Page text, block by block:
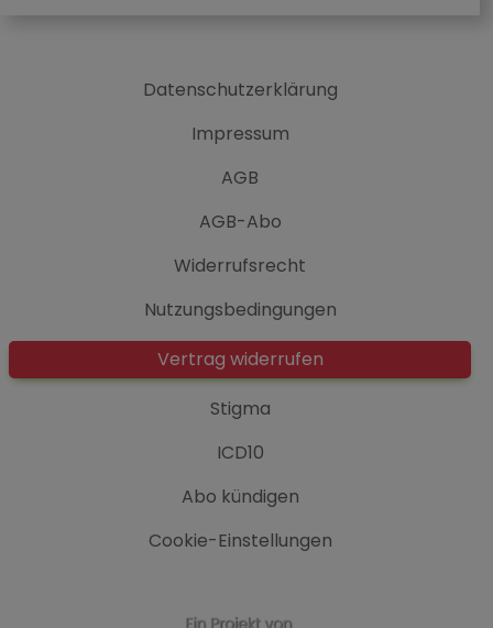
Datenschutzerklärung
Impressum
AGB
AGB-Abo
Widerrufsrecht
Nutzungsbedingungen
Vertrag widerrufen
Stigma
ICD10
Abo kündigen
Cookie-Einstellungen